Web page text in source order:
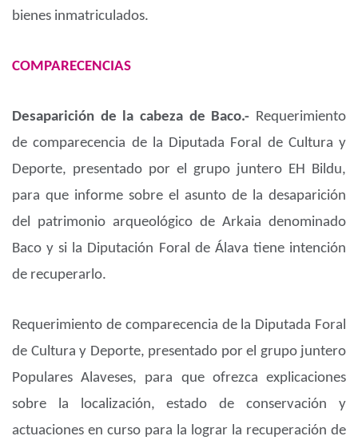
bienes inmatriculados.
COMPARECENCIAS
Desaparición de la cabeza de Baco.- Requerimiento
de comparecencia de la Diputada Foral de Cultura y
Deporte, presentado por el grupo juntero EH Bildu,
para que informe sobre el asunto de la desaparición
del patrimonio arqueológico de Arkaia denominado
Baco y si la Diputación Foral de Álava tiene intención
de recuperarlo.
Requerimiento de comparecencia de la Diputada Foral
de Cultura y Deporte, presentado por el grupo juntero
Populares Alaveses, para que ofrezca explicaciones
sobre la localización, estado de conservación y
actuaciones en curso para la lograr la recuperación de